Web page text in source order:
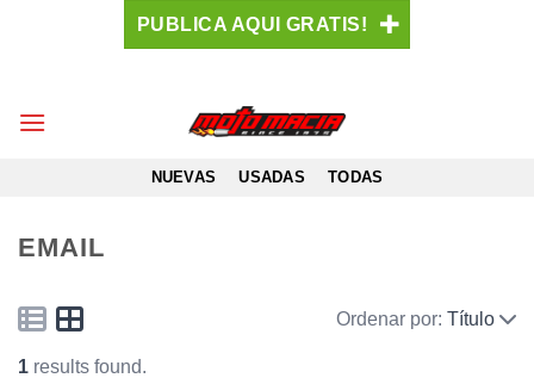
PUBLICA AQUI GRATIS!
NUEVAS USADAS TODAS
EMAIL
Ordenar por: Título
1 results found.